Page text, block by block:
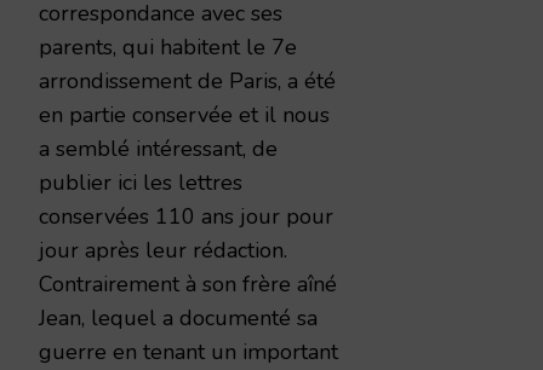
correspondance avec ses
parents, qui habitent le 7e
arrondissement de Paris, a été
en partie conservée et il nous
a semblé intéressant, de
publier ici les lettres
conservées 110 ans jour pour
jour après leur rédaction.
Contrairement à son frère aîné
Jean, lequel a documenté sa
guerre en tenant un important